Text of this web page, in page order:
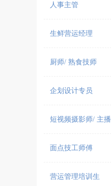
人事主管
生鲜营运经理
厨师/ 熟食技师
企划设计专员
短视频摄影师/ 主播
面点技工师傅
营运管理培训生